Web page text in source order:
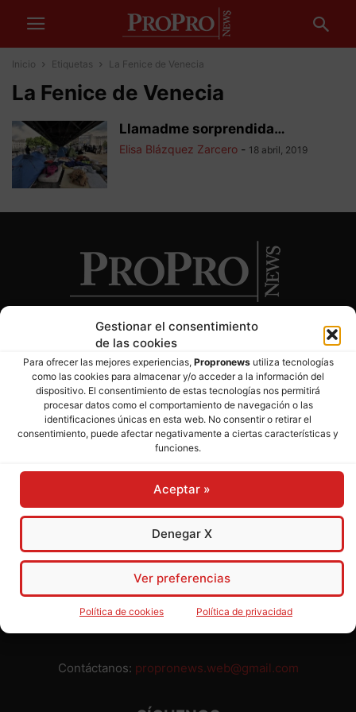
Gestionar el consentimiento
de las cookies
Para ofrecer las mejores experiencias, Propronewsutiliza tecnologías
como las cookies para almacenar y/o acceder a la información del
dispositivo. El consentimiento de estas tecnologías nos permitirá
procesar datos como el comportamiento de navegación o las
identificaciones únicas en esta web. No consentir o retirar el
consentimiento, puede afectar negativamente a ciertas características y
funciones.
Aceptar »
Denegar X
Ver preferencias
Política de cookies Política de privacidad
Inicio Etiquetas La Fenice de Venecia
La Fenice de Venecia
Llamadme sorprendida…
Elisa Blázquez Zarcero - 18 abril, 2019
SOBRE NOSOTROS
Director: José Mª Pagador- Subdirectora: Rosa Puch
José María Pagador Otero - Wikipedia
Para preservar nuestra independencia,
admite publicidad ni subvenciones o ayudas públicas o
privadas. Ninguno de nuestros directivos, redactores y
colaboradores percibe remuneración alguna. Realizamos
nuestro trabajo por amor al periodismo, a la verdad y a la
libertad y en solidaridad con la ciudadanía.
Usted puede colaborar con nosotros divulgando nuestro
periódico, compartiendo nuestros contenidos, sugiriendo temas
y comunicándonos cualquier injusticia o asunto de interés.
Contáctanos: propronews.web@gmail.com